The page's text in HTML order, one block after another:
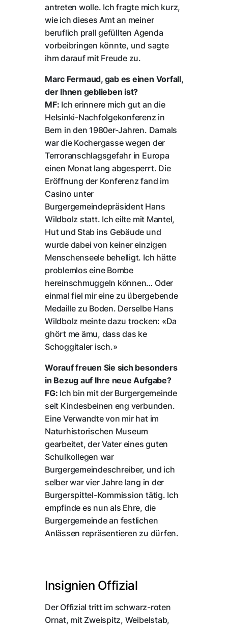
antreten wolle. Ich fragte mich kurz,
wie ich dieses Amt an meiner
beruflich prall gefüllten Agenda
vorbeibringen könnte, und sagte
ihm darauf mit Freude zu.
Marc Fermaud, gab es einen Vorfall,
der Ihnen geblieben ist?
MF: Ich erinnere mich gut an die
Helsinki-Nachfolgekonferenz in
Bern in den 1980er-Jahren. Damals
war die Kochergasse wegen der
Terroranschlagsgefahr in Europa
einen Monat lang abgesperrt. Die
Eröffnung der Konferenz fand im
Casino unter
Burgergemeindepräsident Hans
Wildbolz statt. Ich eilte mit Mantel,
Hut und Stab ins Gebäude und
wurde dabei von keiner einzigen
Menschenseele behelligt. Ich hätte
problemlos eine Bombe
hereinschmuggeln können… Oder
einmal fiel mir eine zu übergebende
Medaille zu Boden. Derselbe Hans
Wildbolz meinte dazu trocken: «Da
ghört me ämu, dass das ke
Schoggitaler isch.»
Worauf freuen Sie sich besonders
in Bezug auf Ihre neue Aufgabe?
FG: Ich bin mit der Burgergemeinde
seit Kindesbeinen eng verbunden.
Eine Verwandte von mir hat im
Naturhistorischen Museum
gearbeitet, der Vater eines guten
Schulkollegen war
Burgergemeindeschreiber, und ich
selber war vier Jahre lang in der
Burgerspittel-Kommission tätig. Ich
empfinde es nun als Ehre, die
Burgergemeinde an festlichen
Anlässen repräsentieren zu dürfen.
Insignien Offizial
Der Offizial tritt im schwarz-roten
Ornat, mit Zweispitz, Weibelstab,